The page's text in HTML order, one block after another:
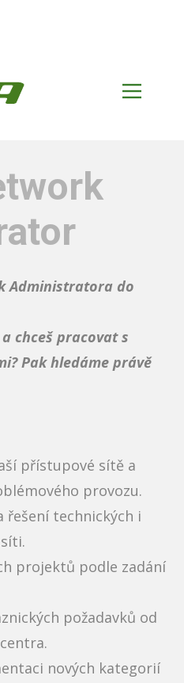
Administratora do
chceš pracovat s
Pak hledáme právě
přístupové sítě a
provozu.
řešení technických i
projektů podle zadání
požadavků od
nových kategorií